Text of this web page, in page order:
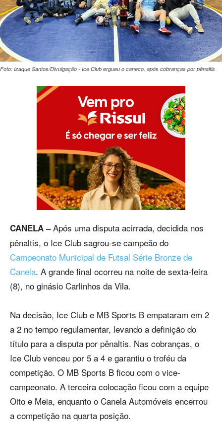
Foto: Izaque Santos/Divulgação - Ice Club ergueu o caneco, após cobranças por pênaltis
CANELA –Após uma disputa acirrada, decidida nos
pênaltis, o Ice Club sagrou-se campeão do
Campeonato Municipal de Futsal Série Bronze de
Canela. A grande final ocorreu na noite de sexta-feira
(8), no ginásio Carlinhos da Vila.
Na decisão, Ice Club e MB Sports B empataram em 2
a 2 no tempo regulamentar, levando a definição do
título para a disputa por pênaltis. Nas cobranças, o
Ice Club venceu por 5 a 4 e garantiu o troféu da
competição. O MB Sports B ficou com o vice-
campeonato. A terceira colocação ficou com a equipe
Oito e Meia, enquanto o Canela Automóveis encerrou
a competição na quarta posição.